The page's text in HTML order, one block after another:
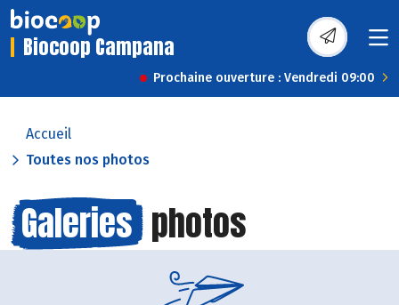
Biocoop Campana
Prochaine ouverture : Vendredi 09:00
Accueil
Toutes nos photos
Galeries photos